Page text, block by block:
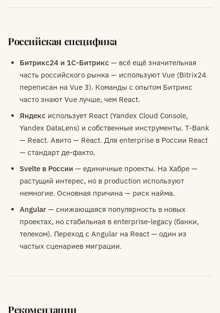
Российская специфика
Битрикс24 и 1С-Битрикс — всё ещё значительная
часть российского рынка — используют Vue (Bitrix24
переписан на Vue 3). Команды с опытом Битрикс
часто знают Vue лучше, чем React.
Яндекс использует React (Yandex Cloud Console,
Yandex DataLens) и собственные инструменты. T-Bank
— React. Авито — React. Для enterprise в России React
— стандарт де-факто.
Svelte в России — единичные проекты. На Хабре —
растущий интерес, но в production используют
немногие. Основная причина — риск найма.
Angular — снижающаяся популярность в новых
проектах, но стабильная в enterprise-legacy (банки,
телеком). Переход с Angular на React — один из
частых сценариев миграции.
Рекомендации